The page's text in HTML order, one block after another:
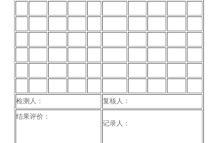
检测人： 复核人：
结果评价：
记录人：